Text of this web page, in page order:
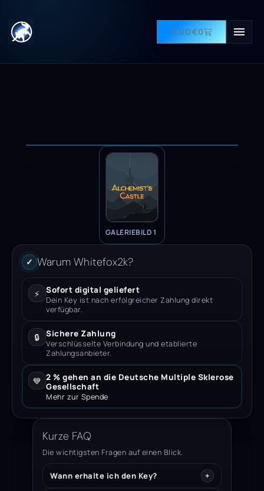
0,00€0
GALERIEBILD 1
✓ Warum Whitefox2k?
⚡ Sofort digital geliefert
Dein Key ist nach erfolgreicher Zahlung direkt
verfügbar.
🔒 Sichere Zahlung
Verschlüsselte Verbindung und etablierte
Zahlungsanbieter.
💙 2 % gehen an die Deutsche Multiple Sklerose
Gesellschaft
Mehr zur Spende
Kurze FAQ
Die wichtigsten Fragen auf einen Blick.
Wann erhalte ich den Key?